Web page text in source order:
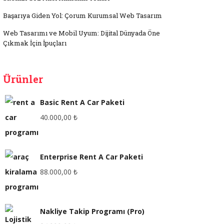
Başarıya Giden Yol: Çorum Kurumsal Web Tasarım
Web Tasarımı ve Mobil Uyum: Dijital Dünyada Öne
Çıkmak İçin İpuçları
Ürünler
Basic Rent A Car Paketi
40.000,00 ₺
Enterprise Rent A Car Paketi
88.000,00 ₺
Nakliye Takip Programı (Pro)